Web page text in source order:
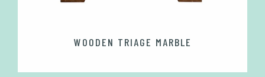
WOODEN TRIAGE MARBLE